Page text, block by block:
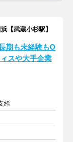
【武蔵小杉駅】
期も未経験もO
スや大手企業
給